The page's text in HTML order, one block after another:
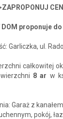
proponuje
Garliczka, ul.
całkowitej ok.
8 ar w
Garaż z
pokój,